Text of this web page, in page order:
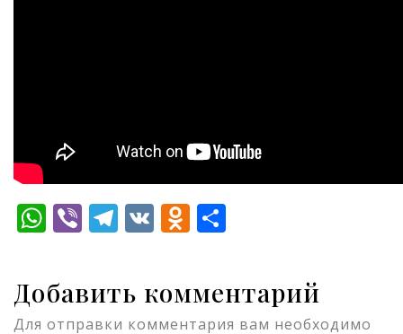
WhatsApp
ViberTelegram
VKOdnoklassniki
Добавить комментарий
Для отправки комментария вам необходимо